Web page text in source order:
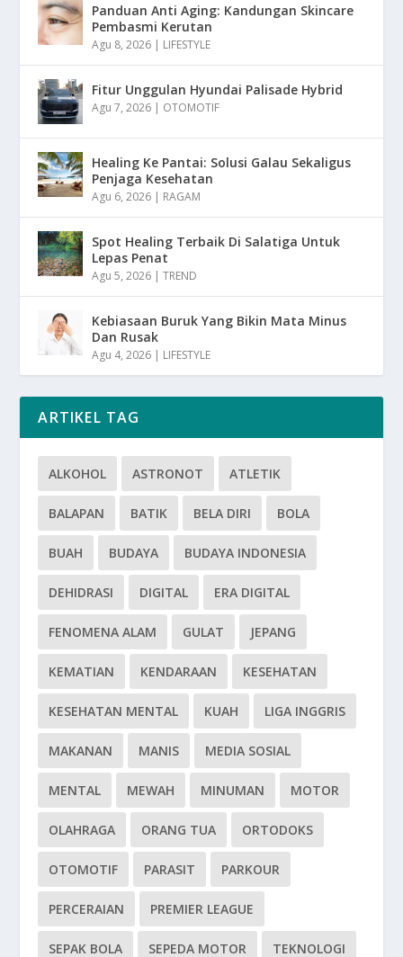
Panduan Anti Aging: Kandungan Skincare
Pembasmi Kerutan
Agu 8, 2026 | LIFESTYLE
Fitur Unggulan Hyundai Palisade Hybrid
Agu 7, 2026 | OTOMOTIF
Healing Ke Pantai: Solusi Galau Sekaligus
Penjaga Kesehatan
Agu 6, 2026 | RAGAM
Spot Healing Terbaik Di Salatiga Untuk
Lepas Penat
Agu 5, 2026 |TREND
Kebiasaan Buruk Yang Bikin Mata Minus
Dan Rusak
Agu 4, 2026 | LIFESTYLE
ARTIKEL TAG
ALKOHOL ASTRONOT ATLETIK
BALAPAN BATIK BELA DIRI BOLA
BUAH BUDAYA BUDAYA INDONESIA
DEHIDRASI DIGITAL ERA DIGITAL
FENOMENA ALAM GULAT JEPANG
KEMATIAN KENDARAAN KESEHATAN
KESEHATAN MENTAL KUAH LIGA INGGRIS
MAKANAN MANIS MEDIA SOSIAL
MENTAL MEWAH MINUMAN MOTOR
OLAHRAGA ORANG TUA ORTODOKS
OTOMOTIF PARASIT PARKOUR
PERCERAIAN PREMIER LEAGUE
SEPAK BOLA SEPEDA MOTOR TEKNOLOGI